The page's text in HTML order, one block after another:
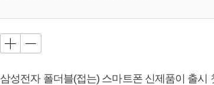
삼성전자 폴더블(접는) 스마트폰 신제품이 출시